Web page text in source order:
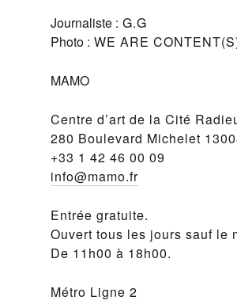
Journaliste : G.G
Photo : WE ARE
MAMO
Centre d’art de la Cité
280 Boulevard Michelet
+33 1 42 46 00 09
info@mamo.fr
Entrée gratuite.
Ouvert tous les jours sauf le
De 11h00 à 18h00.
Métro Ligne 2